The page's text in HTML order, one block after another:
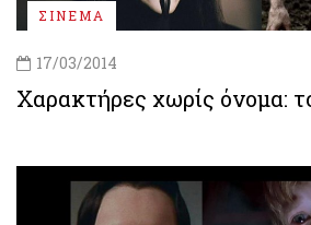
ΣΙΝΕΜΑ
17/03/2014
Χαρακτήρες χωρίς όνομα: